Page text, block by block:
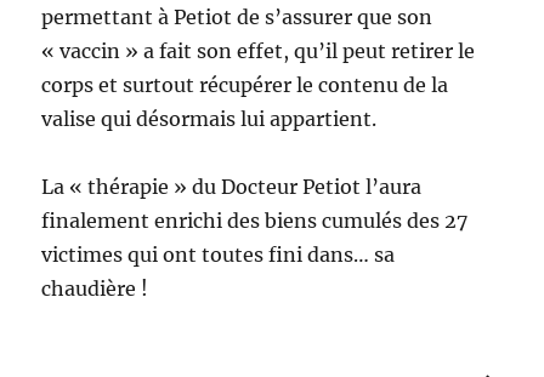
permettant à Petiot de s’assurer que son
« vaccin » a fait son effet, qu’il peut retirer le
corps et surtout récupérer le contenu de la
valise qui désormais lui appartient.
La « thérapie » du Docteur Petiot l’aura
finalement enrichi des biens cumulés des 27
victimes qui ont toutes fini dans… sa
chaudière !